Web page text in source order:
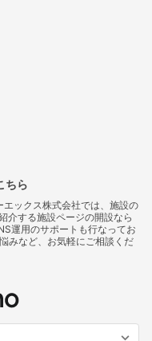
ちら
ックス株式会社では、施設の
介する施設ページの開設なら
運用のサポートも行なってお
みなど、お気軽にご相談くだ